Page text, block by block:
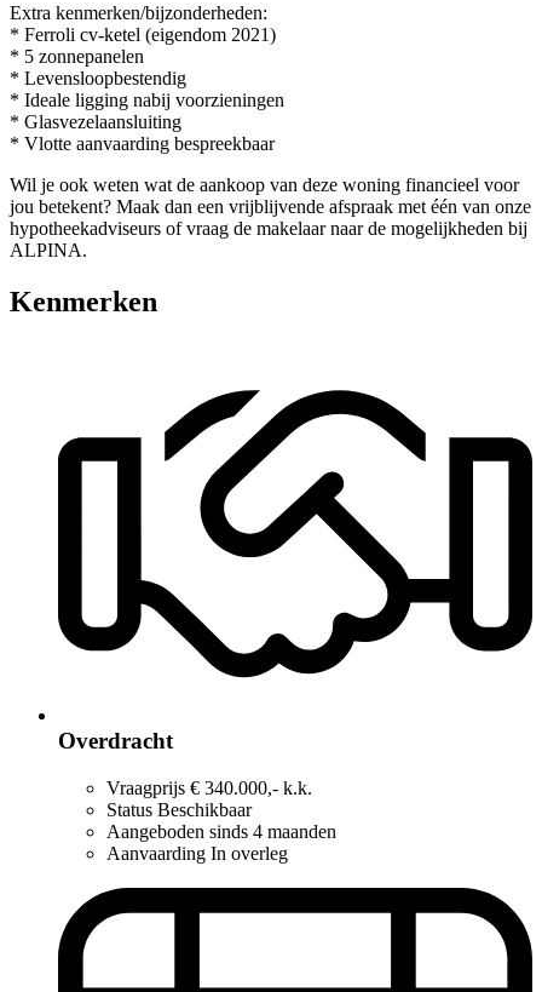
Extra kenmerken/bijzonderheden:
* Ferroli cv-ketel (eigendom 2021)
* 5 zonnepanelen
* Levensloopbestendig
* Ideale ligging nabij voorzieningen
* Glasvezelaansluiting
* Vlotte aanvaarding bespreekbaar
Wil je ook weten wat de aankoop van deze woning financieel voor
jou betekent? Maak dan een vrijblijvende afspraak met één van onze
hypotheekadviseurs of vraag de makelaar naar de mogelijkheden bij
ALPINA.
Kenmerken
Overdracht
Vraagprijs € 340.000,- k.k.
Status Beschikbaar
Aangeboden sinds 4 maanden
Aanvaarding In overleg